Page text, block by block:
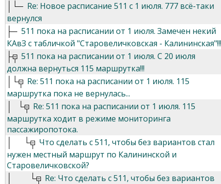
Re: Новое расписание 511 с 1 июля. 777 всё-таки
вернулся
511 пока на расписании от 1 июля. Замечен некий
КАвЗ с табличкой "Старовеличковская - Калининская"!!!
511 пока на расписании от 1 июля. С 20 июля
должна вернуться 115 маршрутка!!!
Re: 511 пока на расписании от 1 июля. 115
маршрутка пока не вернулась...
Re: 511 пока на расписании от 1 июля. 115
маршрутка ходит в режиме мониторинга
пассажиропотока.
Что сделать с 511, чтобы без вариантов стал
нужен местный маршрут по Калининской и
Старовеличковской?
Re: Что сделать с 511, чтобы без вариантов